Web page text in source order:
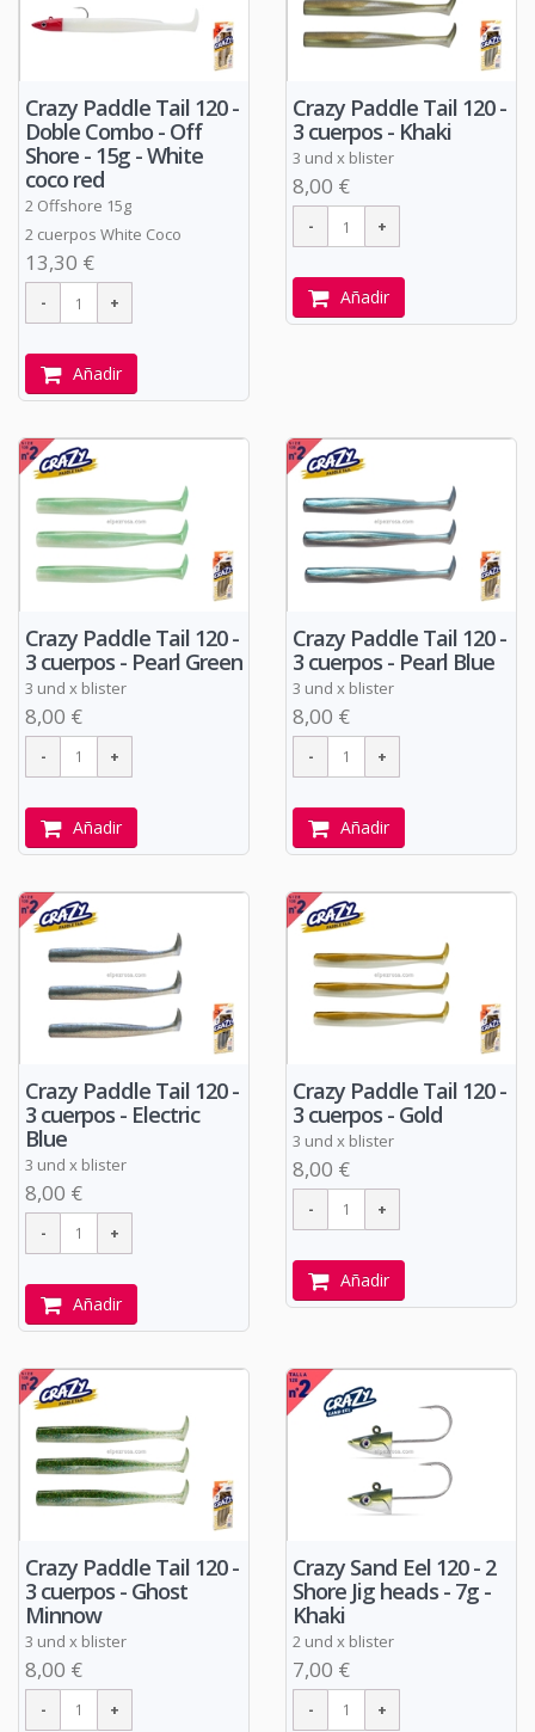
Crazy Paddle Tail 120 -
Doble Combo - Off
Shore - 15g - White
coco red
2 Offshore 15g
2 cuerpos White Coco
13,30 €
Añadir
Crazy Paddle Tail 120 -
3 cuerpos - Khaki
3 und x blister
8,00 €
Añadir
Crazy Paddle Tail 120 -
3 cuerpos - Pearl Green
3 und x blister
8,00 €
Añadir
Crazy Paddle Tail 120 -
3 cuerpos - Pearl Blue
3 und x blister
8,00 €
Añadir
Crazy Paddle Tail 120 -
3 cuerpos - Electric
Blue
3 und x blister
8,00 €
Añadir
Crazy Paddle Tail 120 -
3 cuerpos - Gold
3 und x blister
8,00 €
Añadir
Crazy Paddle Tail 120 -
3 cuerpos - Ghost
Minnow
3 und x blister
8,00 €
Crazy Sand Eel 120 - 2
Shore Jig heads - 7g -
Khaki
2 und x blister
7,00 €